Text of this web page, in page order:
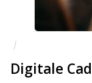
/
Digitale